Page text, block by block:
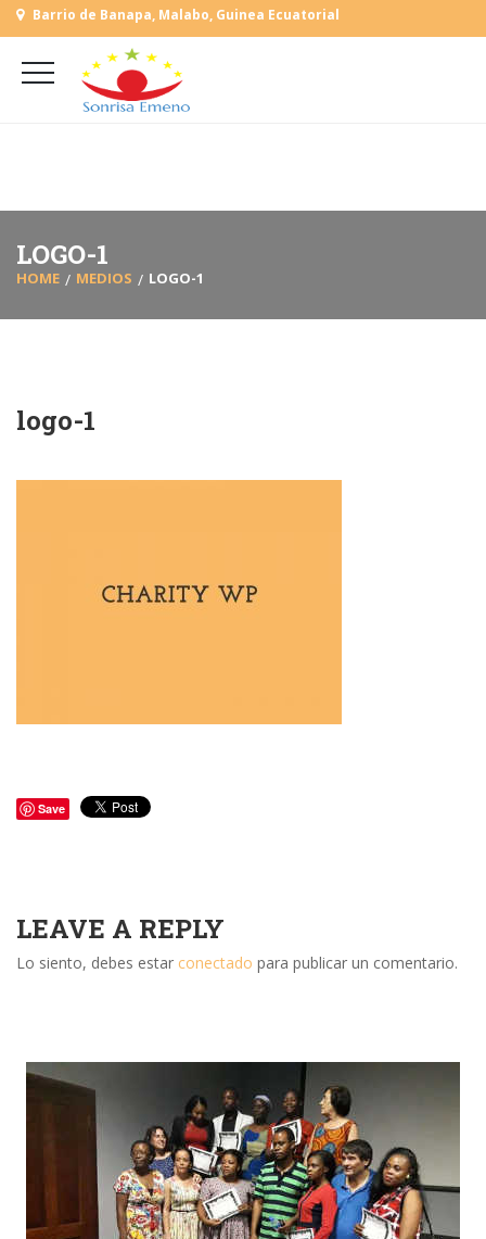
Barrio de Banapa, Malabo, Guinea Ecuatorial
(+240) 555 818930
L-V: 9:00-15:00 Sab, Dom: Cerrado
LOGO-1
HOME MEDIOS LOGO-1
logo-1
Save
LEAVE A REPLY
Lo siento, debes estar conectado para publicar un comentario.